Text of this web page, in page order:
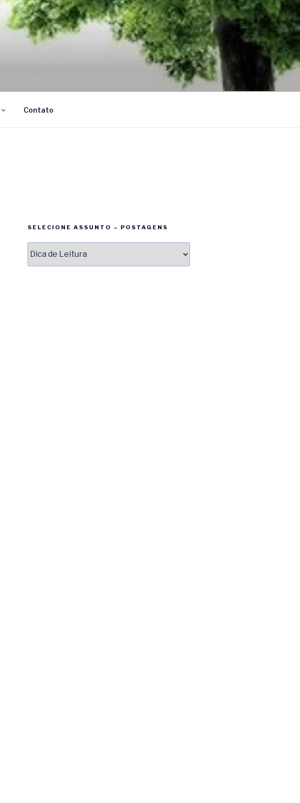
Contato
SELECIONE ASSUNTO – POSTAGENS
assunto